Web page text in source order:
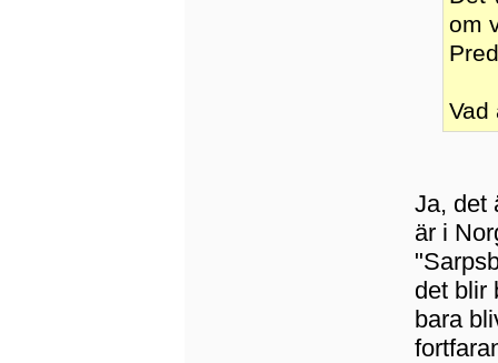
om
Vad
Ja, det
är i
det blir
bara